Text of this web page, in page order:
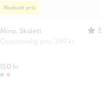
Mino, Skolett
5
Opprinnelig pris: 349 kr
150 kr
Nedsatt pris